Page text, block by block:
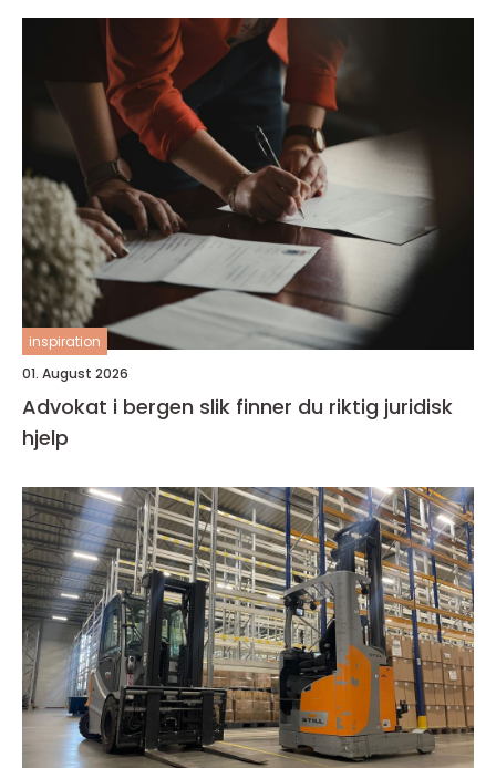
inspiration
01. August 2026
Advokat i bergen slik finner du riktig juridisk
hjelp